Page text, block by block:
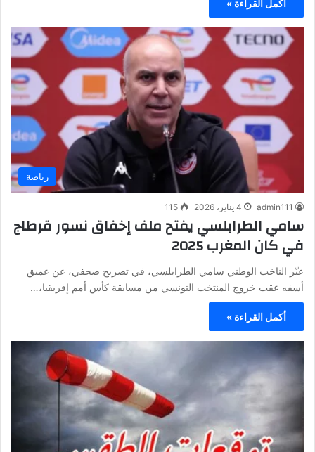
أكمل القراءة »
رياضة
admin111 4 يناير، 2026 115
سامي الطرابلسي يفتح ملف إخفاق نسور قرطاج
في كان المغرب 2025
عبّر الناخب الوطني سامي الطرابلسي، في تصريح صحفي، عن عميق
أسفه عقب خروج المنتخب التونسي من مسابقة كأس أمم إفريقيا،…
أكمل القراءة »